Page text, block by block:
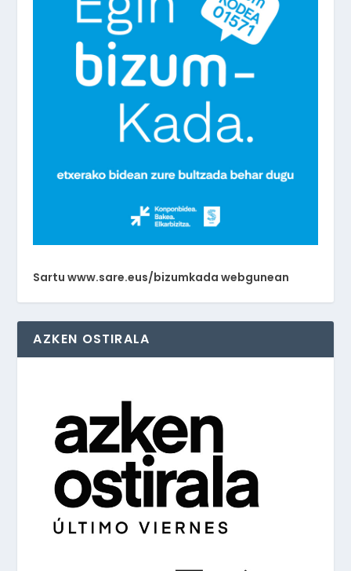
Sartu www.sare.eus/bizumkada webgunean
AZKEN OSTIRALA